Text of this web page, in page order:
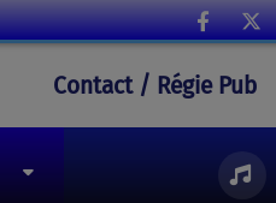
Contact / Régie Pub